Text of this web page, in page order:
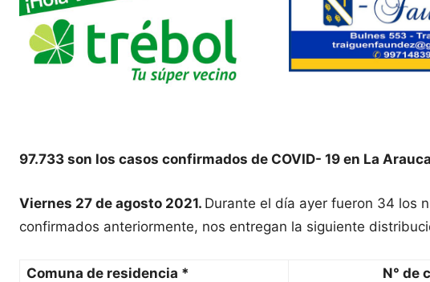
97.733 son los casos confirmados de COVID- 19 en La
Viernes 27 de agosto 2021. Durante el día ayer fueron 34 los
confirmados anteriormente, nos entregan la siguiente
Comuna de residencia * N° de